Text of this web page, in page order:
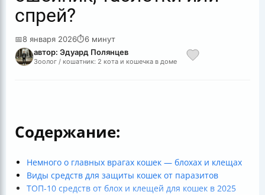
спрей?
📅8 января 2026⏱6 минут
автор: Эдуард Полянцев
Зоолог / кошатник: 2 кота и кошечка в доме
Содержание:
Немного о главных врагах кошек — блохах и клещах
Виды средств для защиты кошек от паразитов
ТОП-10 средств от блох и клещей для кошек в 2025